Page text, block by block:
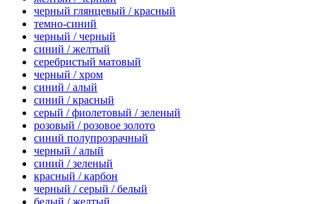
черный глянцевый / красный
темно-синий
черный / черный
синий / желтый
серебристый матовый
черный / хром
синий / алый
синий / красный
серый / фиолетовый / зеленый
розовый / розовое золото
синий полупрозрачный
черный / алый
синий / зеленый
красный / карбон
черный / серый / белый